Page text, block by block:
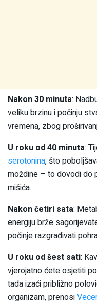
Nakon 30 minuta:
veliku brzinu i počinju
vremena, zbog
U roku od 40 minuta:
serotonina, što
moždine – to dovodi do
mišića.
Nakon četiri sata:
energiju brže
počinje razgrađivati
U roku od šest sati:
vjerojatno ćete osjetiti
tada izaći približno
organizam, prenosi